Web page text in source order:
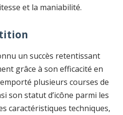
et la maniabilité.
un succès retentissant
grâce à son efficacité en
plusieurs courses de
son statut d’icône parmi les
caractéristiques techniques,